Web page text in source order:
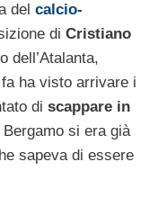
del calcio-
di Cristiano
dell’Atalanta,
ha visto arrivare i
di scappare in
si era già
sapeva di essere